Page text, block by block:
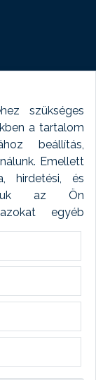
szükséges
a tartalom
beállítás,
Emellett
hirdetési, és
az Ön
egyéb
A sütik
végzünk és
töröljük. A
jogszabályi